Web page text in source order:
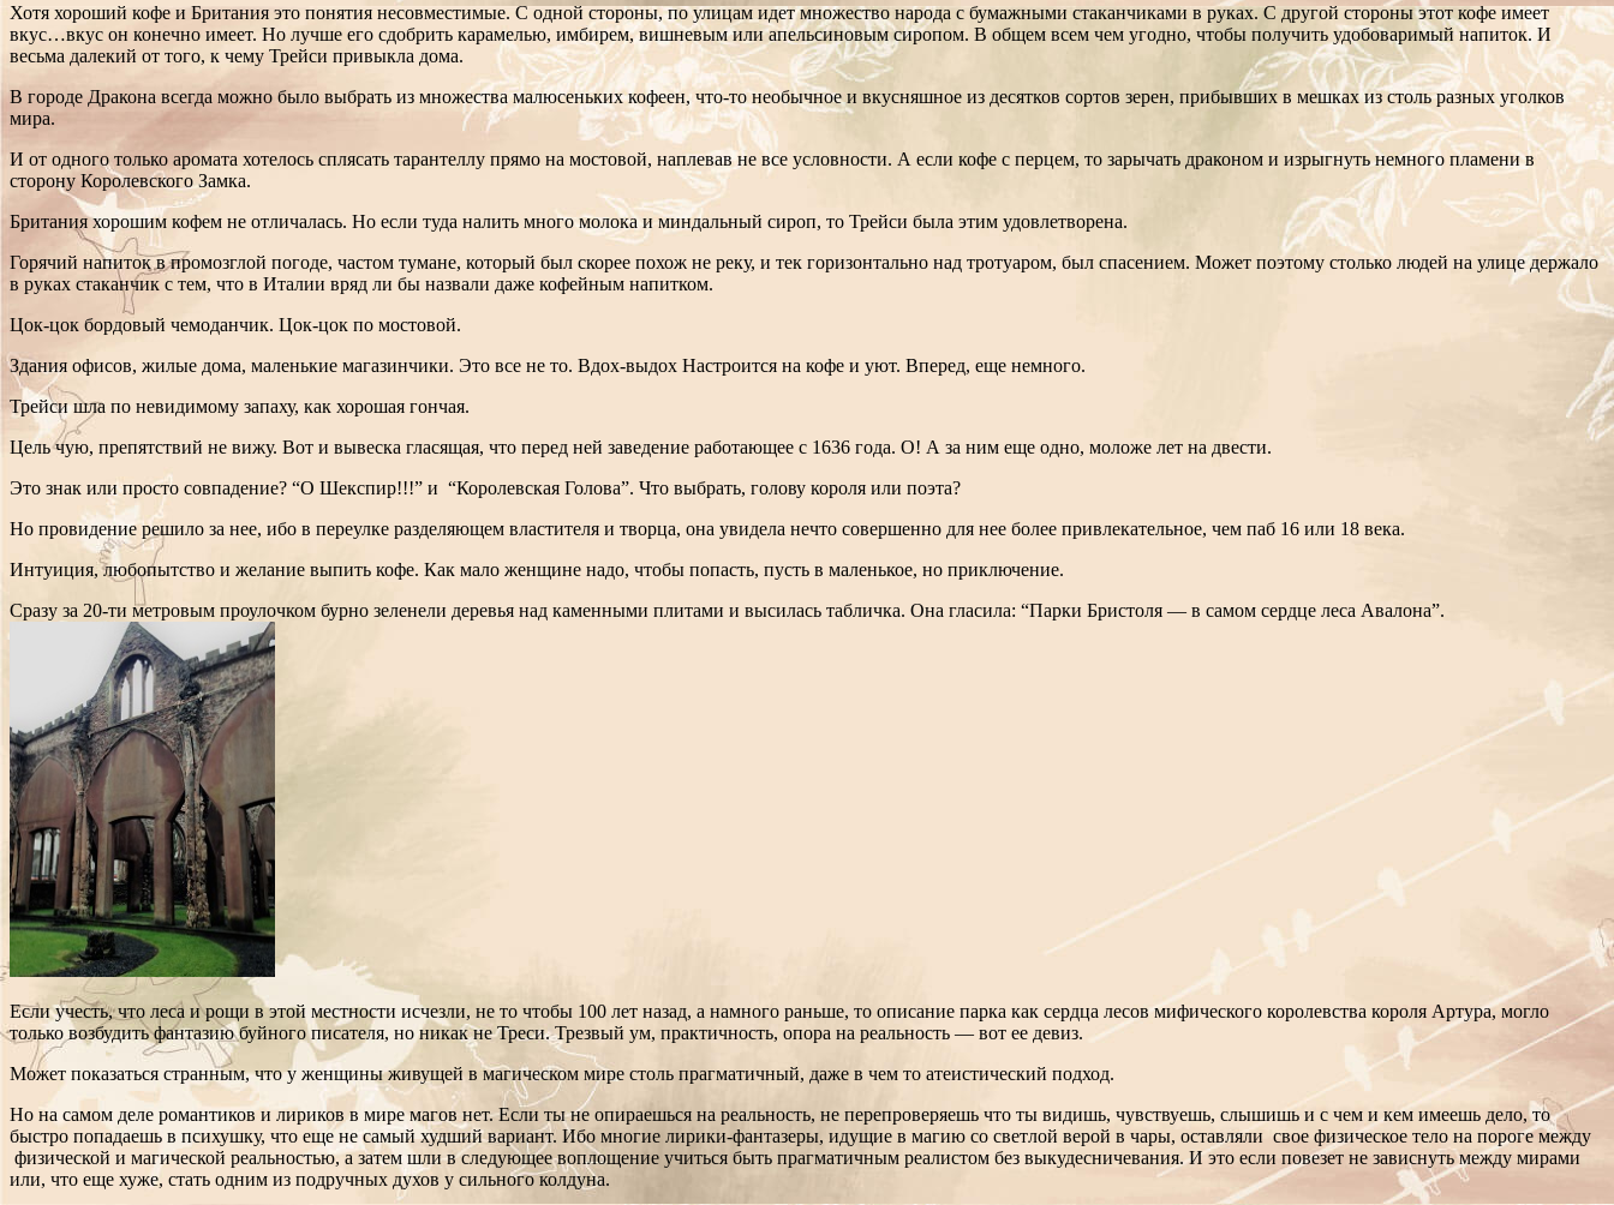
Хотя хороший кофе и Британия это понятия несовместимые. С одной стороны, по улицам идет множество народа с бумажными стаканчиками в руках. С другой стороны этот кофе имеет
вкус…вкус он конечно имеет. Но лучше его сдобрить карамелью, имбирем, вишневым или апельсиновым сиропом. В общем всем чем угодно, чтобы получить удобоваримый напиток. И
весьма далекий от того, к чему Трейси привыкла дома.
В городе Дракона всегда можно было выбрать из множества малюсеньких кофеен, что-то необычное и вкусняшное из десятков сортов зерен, прибывших в мешках из столь разных уголков
мира.
И от одного только аромата хотелось сплясать тарантеллу прямо на мостовой, наплевав не все условности. А если кофе с перцем, то зарычать драконом и изрыгнуть немного пламени в
сторону Королевского Замка.
Британия хорошим кофем не отличалась. Но если туда налить много молока и миндальный сироп, то Трейси была этим удовлетворена.
Горячий напиток в промозглой погоде, частом тумане, который был скорее похож не реку, и тек горизонтально над тротуаром, был спасением. Может поэтому столько людей на улице держало
в руках стаканчик с тем, что в Италии вряд ли бы назвали даже кофейным напитком.
Цок-цок бордовый чемоданчик. Цок-цок по мостовой.
Здания офисов, жилые дома, маленькие магазинчики. Это все не то. Вдох-выдох Настроится на кофе и уют. Вперед, еще немного.
Трейси шла по невидимому запаху, как хорошая гончая.
Цель чую, препятствий не вижу. Вот и вывеска гласящая, что перед ней заведение работающее с 1636 года. О! А за ним еще одно, моложе лет на двести.
Это знак или просто совпадение? “О Шекспир!!!” и “Королевская Голова”. Что выбрать, голову короля или поэта?
Но провидение решило за нее, ибо в переулке разделяющем властителя и творца, она увидела нечто совершенно для нее более привлекательное, чем паб 16 или 18 века.
Интуиция, любопытство и желание выпить кофе. Как мало женщине надо, чтобы попасть, пусть в маленькое, но приключение.
Сразу за 20-ти метровым проулочком бурно зеленели деревья над каменными плитами и высилась табличка. Она гласила: “Парки Бристоля — в самом сердце леса Авалона”.
Если учесть, что леса и рощи в этой местности исчезли, не то чтобы 100 лет назад, а намного раньше, то описание парка как сердца лесов мифического королевства короля Артура, могло
только возбудить фантазию буйного писателя, но никак не Треси. Трезвый ум, практичность, опора на реальность — вот ее девиз.
Может показаться странным, что у женщины живущей в магическом мире столь прагматичный, даже в чем то атеистический подход.
Но на самом деле романтиков и лириков в мире магов нет. Если ты не опираешься на реальность, не перепроверяешь что ты видишь, чувствуешь, слышишь и с чем и кем имеешь дело, то
быстро попадаешь в психушку, что еще не самый худший вариант. Ибо многие лирики-фантазеры, идущие в магию со светлой верой в чары, оставляли свое физическое тело на пороге между
физической и магической реальностью, а затем шли в следующее воплощение учиться быть прагматичным реалистом без выкудесничевания. И это если повезет не зависнуть между мирами
или, что еще хуже, стать одним из подручных духов у сильного колдуна.